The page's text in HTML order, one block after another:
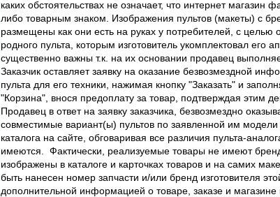
каких обстоятельствах не означает, что интернет магазин
либо товарным знаком. Изображения пультов (макеты) с
размещены как они есть на руках у потребителей, с целью
родного пульта, которым изготовитель укомплектовал его
существенно важны т.к. на их основании продавец
Заказчик оставляет заявку на оказание безвозмездной
пульта для его техники, нажимая кнопку "Заказать" и
"Корзина", внося предоплату за товар, подтверждая этим
Продавец в ответ на заявку заказчика, безвозмездно
совместимые вариант(ы) пультов по заявленной им
каталога на сайте, обговаривая все различия пульта-
имеются. Фактически, реализуемые товары не имеют
изображены в каталоге и карточках товаров и на самих
быть нанесен номер запчасти и/или бренд изготовителя
дополнительной информацией о товаре, заказе и